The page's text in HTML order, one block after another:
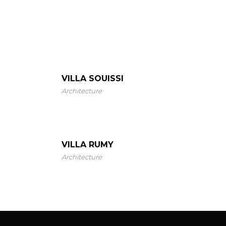
VILLA SOUISSI
Architecture
VILLA RUMY
Architecture